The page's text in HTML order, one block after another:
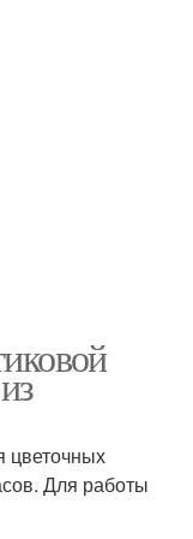
цветочных
Для работы